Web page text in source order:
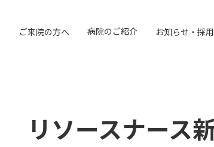
ご来院の方へ 病院のご紹介 お知らせ・採
リソースナース